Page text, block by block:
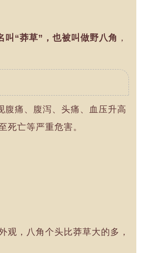
叫“莽草”，也被叫做野八角 ，
腹痛、腹泻、头痛、血压升高
死亡等严重危害。
观，八角个头比莽草大的多，